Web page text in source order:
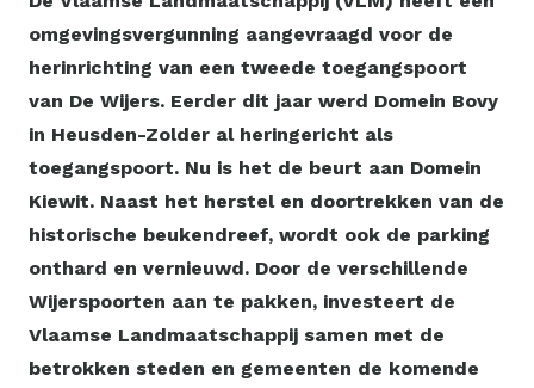
omgevingsvergunning aangevraagd voor de
herinrichting van een tweede toegangspoort
van De Wijers. Eerder dit jaar werd Domein Bovy
in Heusden-Zolder al heringericht als
toegangspoort. Nu is het de beurt aan Domein
Kiewit. Naast het herstel en doortrekken van de
historische beukendreef, wordt ook de parking
onthard en vernieuwd. Door de verschillende
Wijerspoorten aan te pakken, investeert de
Vlaamse Landmaatschappij samen met de
betrokken steden en gemeenten de komende